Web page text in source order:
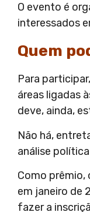
O evento é
interessados
Quem
Para
áreas ligadas
deve, ainda,
Não há,
análise
Como prêmio,
em janeiro de
fazer a